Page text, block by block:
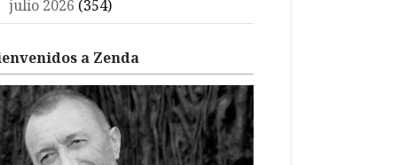
julio 2026 (354)
a Zenda